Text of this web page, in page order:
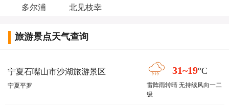
多尔浦
北见枝幸
旅游景点天气查询
宁夏石嘴山市沙湖旅游景区
宁夏平罗
31~19°C
雷阵雨转晴 无持续风向一二
级